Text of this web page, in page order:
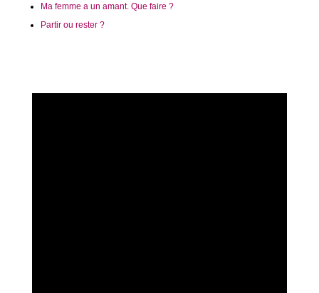
Ma femme a un amant. Que faire ?
Partir ou rester ?